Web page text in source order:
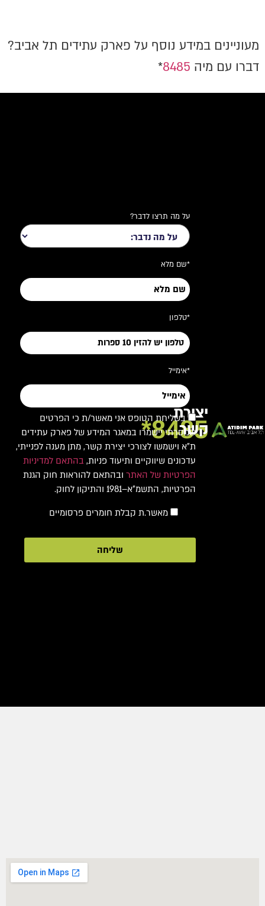
מעוניינים במידע נוסף על פארק עתידים תל אביב?
דברו עם מיה 8485
*
8485*
יצירת
קשר
על מה תרצו לדבר?
*שם מלא
*טלפון
*אימייל
בשליחת הטופס אני מאשר/ת כי הפרטים
שמסרתי יישמרו במאגר המידע של פארק עתידים
ת"א וישמשו לצורכי יצירת קשר, מתן מענה לפנייתי,
עדכונים שיווקיים ותיעוד פניות, בהתאם למדיניות
הפרטיות של האתרובהתאם להוראות חוק הגנת
הפרטיות, התשמ"א–1981 והתיקון לחוק.
מאשר.ת קבלת חומרים פרסומיים
שליחה